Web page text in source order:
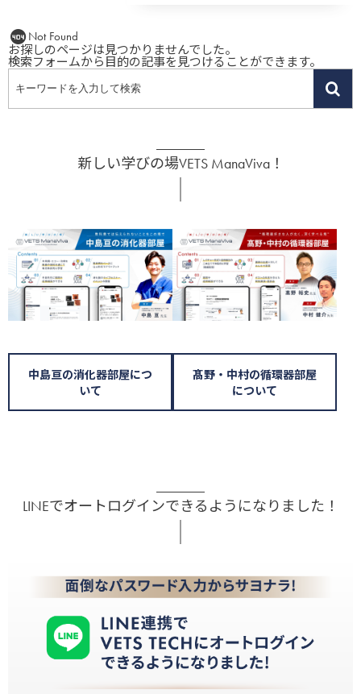
Not Found
お探しのページは見つかりませんでした。
検索フォームから目的の記事を見つけることができます。
新しい学びの場VETS ManaViva！
中島亘の消化器部屋につ
いて
髙野・中村の循環器部屋
について
LINEでオートログインできるようになりました！